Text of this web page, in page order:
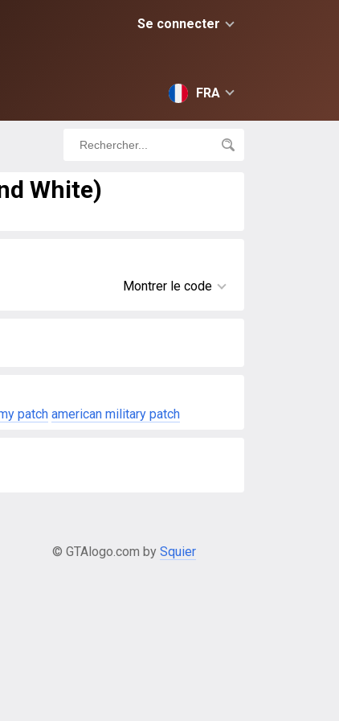
Se connecter
FRA
White)
Montrer le code
patch american military patch
© GTAlogo.com by Squier